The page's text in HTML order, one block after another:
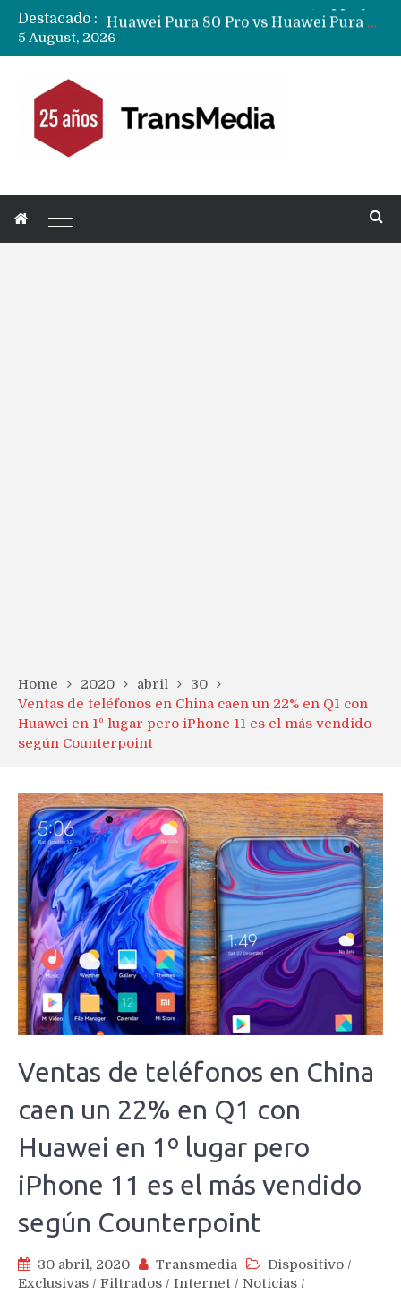
Destacado :
5 August, 2026
Home 2020 abril
30
Ventas de teléfonos en China caen un 22% en Q1 con
Huawei en 1º lugar pero iPhone 11 es el más vendido
según Counterpoint
Ventas de teléfonos en China
caen un 22% en Q1 con
Huawei en 1º lugar pero
iPhone 11 es el más vendido
según Counterpoint
30 abril, 2020 Transmedia Dispositivo /
Exclusivas / Filtrados / Internet / Noticias /